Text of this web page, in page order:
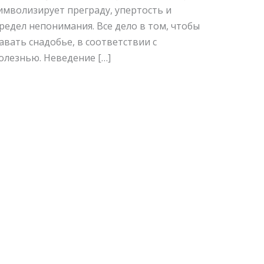
преграду, упертость и
непонимания. Все дело в том, чтобы
снадобье, в соответствии с
Неведение […]